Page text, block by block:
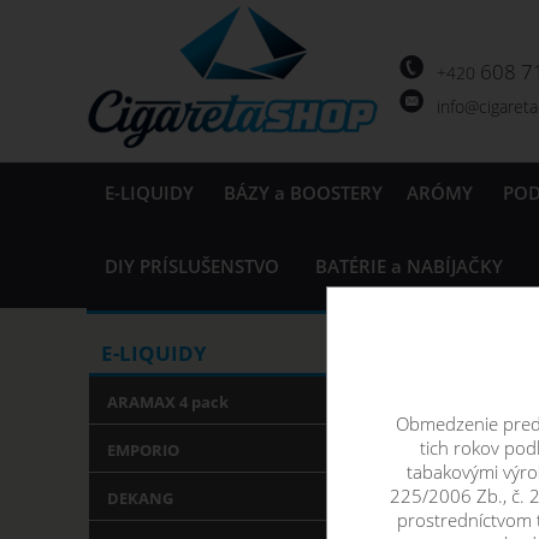
+420 608
E-LIQUIDY BÁZY a BOOSTERY ARÓMY
DIY PRÍSLUŠENSTVO BATÉRIE a NABÍJAČKY
E-LIQUIDY
ARAMAX 4 pack
EMPORIO
DEKANG
Obmedzenie
tich rokov
tabakovými
225/2006 Zb., č.
prostredníctvom